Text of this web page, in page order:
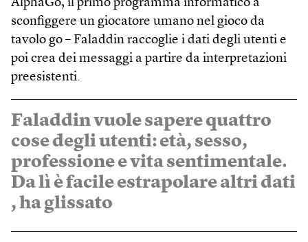
AlphaGo, il primo programma informatico a
sconfiggere un giocatore umano nel gioco da
tavolo go – Faladdin raccoglie i dati degli utenti e
poi crea dei messaggi a partire da interpretazioni
preesistenti.
Faladdin vuole sapere quattro
cose degli utenti: età, sesso,
professione e vita sentimentale.
Da lì è facile estrapolare altri dati
, ha glissato